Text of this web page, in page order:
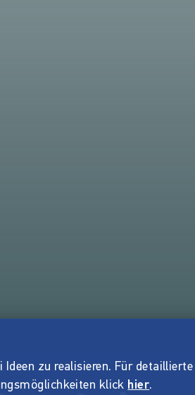
zu realisieren. Für detaillierte
klick hier.